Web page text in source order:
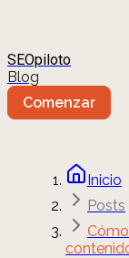
SEOpiloto
Blog
Comenzar
Inicio
Posts